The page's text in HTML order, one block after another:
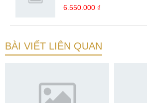
6.550.000 ₫
BÀI VIẾT LIÊN QUAN